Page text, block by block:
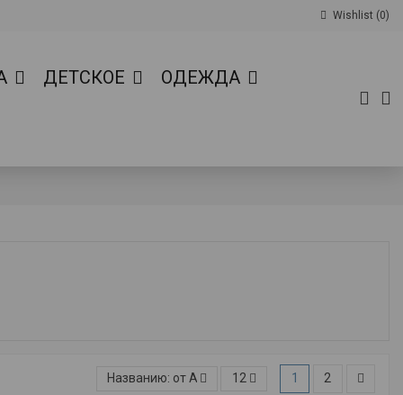
Wishlist (0)
ДЕТСКОЕ ОДЕЖДА
Названию: от А к Я 12 1 2